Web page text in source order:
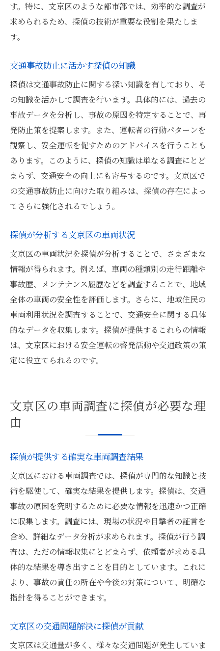
す。特に、文京区のような都市部では、効率的な調査が
求められるため、探偵の技術が重要な役割を果たしま
す。
交通事故防止に活かす探偵の知識
探偵は交通事故防止に関する深い知識を有しており、そ
の知識を活かして調査を行います。具体的には、過去の
事故データを分析し、事故の原因を特定することで、再
発防止策を提案します。また、運転者の行動パターンを
観察し、安全運転を促すためのアドバイスを行うことも
あります。このように、探偵の知識は単なる調査にとど
まらず、交通安全の向上にも寄与するのです。文京区で
の交通事故防止に向けた取り組みは、探偵の存在によっ
てさらに強化されるでしょう。
探偵が分析する文京区の車両状況
文京区の車両状況を探偵が分析することで、さまざまな
情報が得られます。例えば、車両の種類別の走行距離や
事故歴、メンテナンス履歴などを調査することで、地域
全体の車両の安全性を評価します。さらに、地域住民の
車両利用状況を調査することで、交通安全に関する具体
的なデータを収集します。探偵が提供するこれらの情報
は、文京区における安全運転の啓発活動や交通政策の策
定に役立てられるのです。
文京区の車両調査に探偵が必要な理
由
探偵が提供する確実な車両調査結果
文京区における車両調査では、探偵が専門的な知識と技
術を駆使して、確実な結果を提供します。探偵は、交通
事故の原因を究明するために必要な情報を迅速かつ正確
に収集します。調査には、現場の状況や目撃者の証言を
含め、詳細なデータ分析が求められます。探偵が行う調
査は、ただの情報収集にとどまらず、依頼者が求める具
体的な結果を導き出すことを目的としています。これに
より、事故の責任の所在や今後の対策について、明確な
指針を得ることができます。
文京区の交通問題解決に探偵が貢献
文京区は交通量が多く、様々な交通問題が発生していま